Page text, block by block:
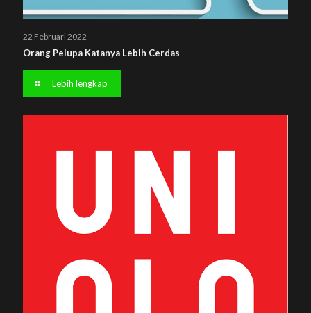
22 Februari 2022
Orang Pelupa Katanya Lebih Cerdas
Lebih lengkap